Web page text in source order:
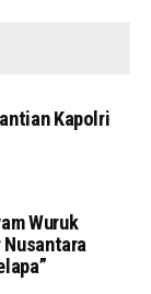
Kapolri
Wuruk
Nusantara